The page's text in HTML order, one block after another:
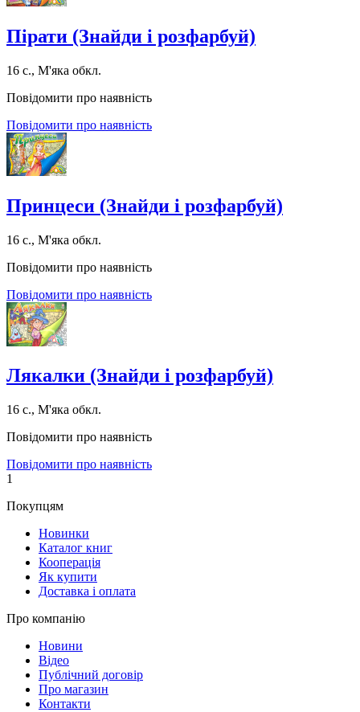
Пірати (Знайди і розфарбуй)
16 с., М'яка обкл.
Повідомити про наявність
Повідомити про наявність
Принцеси (Знайди і розфарбуй)
16 с., М'яка обкл.
Повідомити про наявність
Повідомити про наявність
Лякалки (Знайди і розфарбуй)
16 с., М'яка обкл.
Повідомити про наявність
Повідомити про наявність
1
Покупцям
Новинки
Каталог книг
Кооперація
Як купити
Доставка і оплата
Про компанію
Новини
Відео
Публічний договір
Про магазин
Контакти